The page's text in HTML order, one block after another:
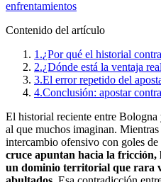
enfrentamientos
Contenido del artículo
1.¿Por qué el historial
2.¿Dónde está la ventaja
3.El error repetido del
4.Conclusión: apostar
El historial reciente entre
al que muchos imaginan.
intercambio ofensivo con goles
cruce apuntan hacia la fricción,
un dominio territorial que rara